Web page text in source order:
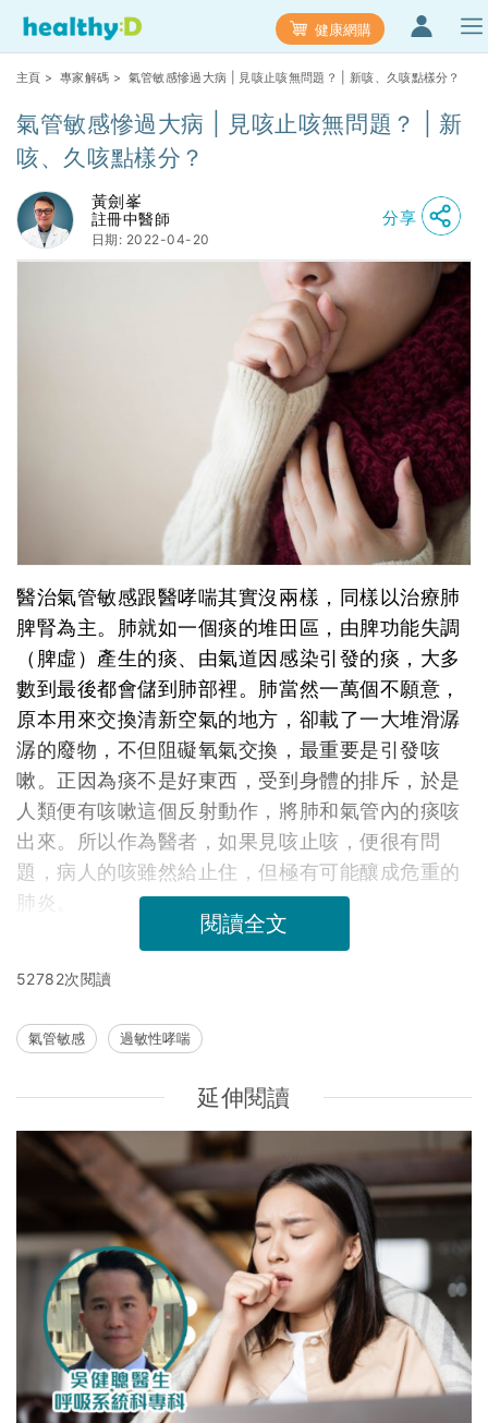
健康網購
主頁 > 專家解碼 > 氣管敏感慘過大病 | 見咳止咳無問題？ | 新咳、久咳點樣分？
氣管敏感慘過大病 | 見咳止咳無問題？ | 新
咳、久咳點樣分？
黃劍峯
註冊中醫師
日期: 2022-04-20
分享
醫治氣管敏感跟醫哮喘其實沒兩樣，同樣以治療肺
脾腎為主。肺就如一個痰的堆田區，由脾功能失調
（脾虛）產生的痰、由氣道因感染引發的痰，大多
數到最後都會儲到肺部裡。肺當然一萬個不願意，
原本用來交換清新空氣的地方，卻載了一大堆滑潺
潺的廢物，不但阻礙氧氣交換，最重要是引發咳
嗽。正因為痰不是好東西，受到身體的排斥，於是
人類便有咳嗽這個反射動作，將肺和氣管內的痰咳
出來。所以作為醫者，如果見咳止咳，便很有問
題，病人的咳雖然給止住，但極有可能釀成危重的
肺炎。
閱讀全文
52782次閱讀
氣管敏感 過敏性哮喘
延伸閱讀